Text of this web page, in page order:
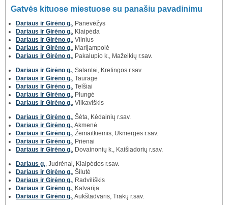
Gatvės kituose miestuose su panašiu pavadinimu
Dariaus ir Girėno g. , Panevėžys
Dariaus ir Girėno g. , Klaipėda
Dariaus ir Girėno g. , Vilnius
Dariaus ir Girėno g. , Marijampolė
Dariaus ir Girėno g. , Pakalupio k., Mažeikių r.sav.
Dariaus ir Girėno g. , Salantai, Kretingos r.sav.
Dariaus ir Girėno g. , Tauragė
Dariaus ir Girėno g. , Telšiai
Dariaus ir Girėno g. , Plungė
Dariaus ir Girėno g. , Vilkaviškis
Dariaus ir Girėno g. , Šėta, Kėdainių r.sav.
Dariaus ir Girėno g. , Akmenė
Dariaus ir Girėno g. , Žemaitkiemis, Ukmergės r.sav.
Dariaus ir Girėno g. , Prienai
Dariaus ir Girėno g. , Dovainonių k., Kaišiadorių r.sav.
Dariaus g. , Judrėnai, Klaipėdos r.sav.
Dariaus ir Girėno g. , Šilutė
Dariaus ir Girėno g. , Radviliškis
Dariaus ir Girėno g. , Kalvarija
Dariaus ir Girėno g. , Aukštadvaris, Trakų r.sav.